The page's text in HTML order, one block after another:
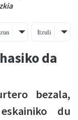
Itzuli
da
bezala,
du